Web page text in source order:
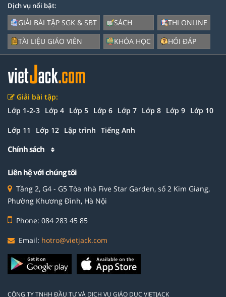
Dịch vụ nổi bật:
GIẢI BÀI TẬP SGK & SBT
TÀI LIỆU GIÁO VIÊN
SÁCH
KHÓA HỌC
THI ONLINE
HỎI ĐÁP
Giải bài tập:
Lớp 1-2-3 Lớp 4 Lớp 5 Lớp 6 Lớp 7 Lớp 8 Lớp 9 Lớp 10
Lớp 11 Lớp 12 Lập trình Tiếng Anh
Chính sách
Liên hệ với chúng tôi
Tầng 2, G4 - G5 Tòa nhà Five Star Garden, số 2 Kim Giang,
Phường Khương Đình, Hà Nội
Phone: 084 283 45 85
Email: hotro@vietjack.com
CÔNG TY TNHH ĐẦU TƯ VÀ DỊCH VỤ GIÁO DỤC VIETJACK